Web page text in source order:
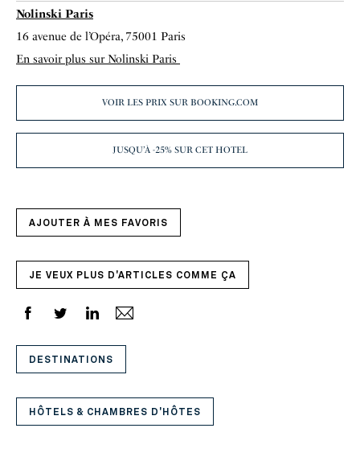
Nolinski Paris
16 avenue de l’Opéra, 75001 Paris
En savoir plus sur Nolinski Paris
VOIR LES PRIX SUR BOOKING.COM
JUSQU’À -25% SUR CET HOTEL
AJOUTER À MES FAVORIS
JE VEUX PLUS D'ARTICLES COMME ÇA
DESTINATIONS
HÔTELS & CHAMBRES D'HÔTES